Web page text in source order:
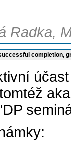
Radka,
completion,